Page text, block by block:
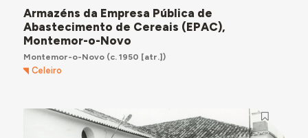
Armazéns da Empresa Pública de
Abastecimento de Cereais (EPAC),
Montemor-o-Novo
Montemor-o-Novo(c. 1950 [atr.])
Celeiro